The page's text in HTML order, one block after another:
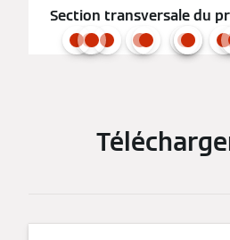
Section transversale du